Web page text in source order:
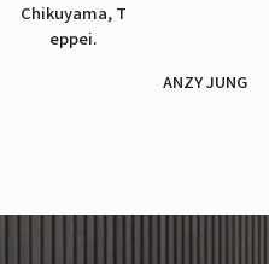
Chikuyama, T
eppei.
ANZY JUNG